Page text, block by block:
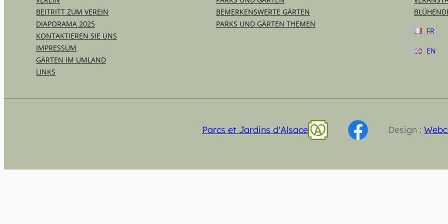
BEITRITT ZUM VEREIN
DIAPORAMA 2025
KONTAKTIEREN SIE UNS
IMPRESSUM
GÄRTEN IM UMLAND
LINKS
BEMERKENSWERTE GÄRTEN
PARKS UND GÄRTEN THEMEN
FR
EN
Parcs et Jardins d'Alsace Design :